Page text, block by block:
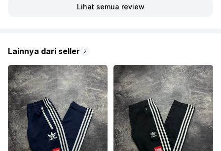
Lainnya dari seller
Lihat semua review